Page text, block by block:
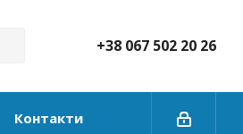
+38 067 502 20 26
Контакти